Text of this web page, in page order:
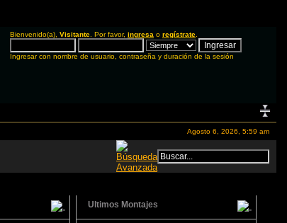
Bienvenido(a), Visitante . Por favor, ingresa o regístrate
Ingresar con nombre de usuario, contraseña y duración de la sesión
Agosto 6, 2026, 5:59 am
Ultimos Montajes